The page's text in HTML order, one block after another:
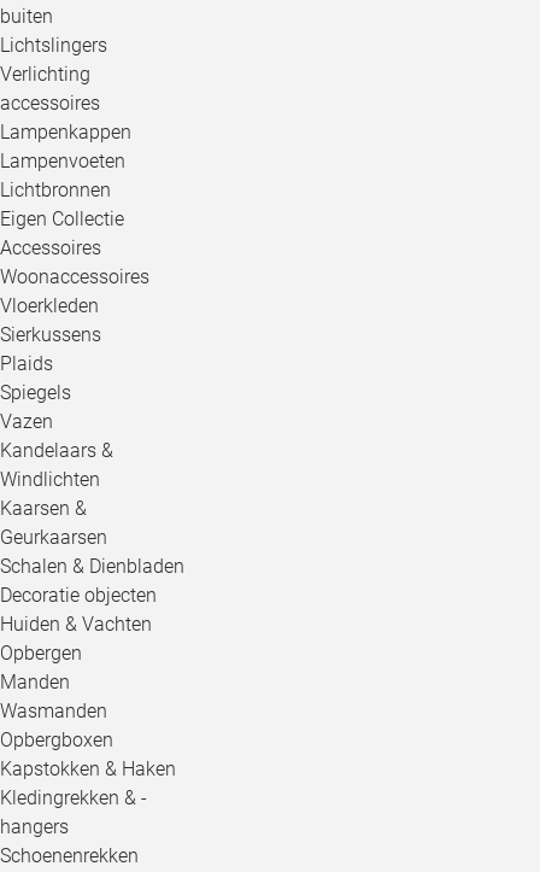
buiten
Lichtslingers
Verlichting
accessoires
Lampenkappen
Lampenvoeten
Lichtbronnen
Eigen Collectie
Accessoires
Woonaccessoires
Vloerkleden
Sierkussens
Plaids
Spiegels
Vazen
Kandelaars &
Windlichten
Kaarsen &
Geurkaarsen
Schalen & Dienbladen
Decoratie objecten
Huiden & Vachten
Opbergen
Manden
Wasmanden
Opbergboxen
Kapstokken & Haken
Kledingrekken & -
hangers
Schoenenrekken